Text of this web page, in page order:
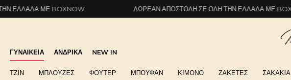
BOXNOW ΔΩΡΕΆΝ ΑΠΟΣΤΟΛΉ ΣΕ ΌΛΗ ΤΗΝ ΕΛΛΆΔΑ ΜΕ BOXNOW
ΓΥΝΑΙΚΕΙΑ ΑΝΔΡΙΚΑ NEW IN
ΤΖΙΝ ΜΠΛΟΥΖΕΣ ΦΟΥΤΕΡ ΜΠΟΥΦΑΝ ΚΙΜΟΝΟ ΖΑΚΕΤΕΣ ΣΑΚΑΚΙΑ